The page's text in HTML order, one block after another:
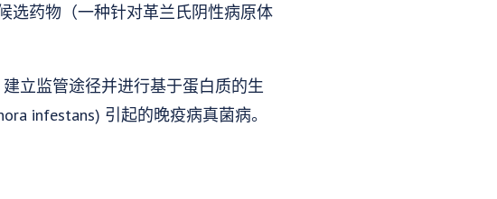
选药物（一种针对革兰氏阴性病原体
立监管途径并进行基于蛋白质的生
infestans) 引起的晚疫病真菌病。